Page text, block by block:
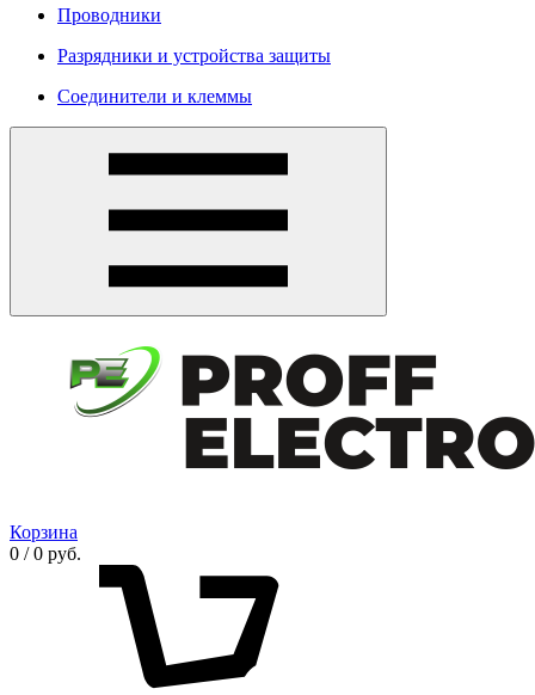
Проводники
Разрядники и устройства защиты
Соединители и клеммы
Корзина
0 / 0 руб.